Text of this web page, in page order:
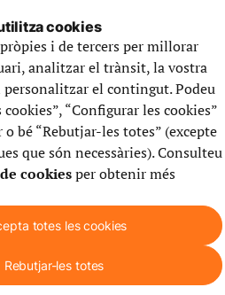
cookies
i de tercers per millorar
analitzar el trànsit, la vostra
personalitzar el contingut. Podeu
cookies”, “Configurar les cookies”
o bé “Rebutjar-les totes” (excepte
que són necessàries). Consulteu
cookiesper obtenir més
totes les cookies
Rebutjar-les totes